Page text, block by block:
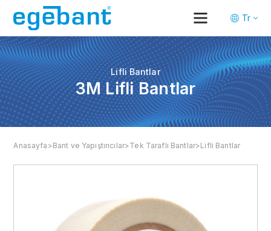
Tr
En
De
Lifli Bantlar
3M Lifli Bantlar
Anasayfa >Bant ve Yapıştırıcılar>Tek Taraflı Bantlar>Lifli Bantlar